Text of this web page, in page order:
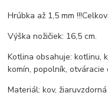
Hrúbka až 1,5 mm
Výška nožičiek: 16,5 cm.
Kotlina obsahuje: kotlinu,
komín, popolník,
Materiál: kov,